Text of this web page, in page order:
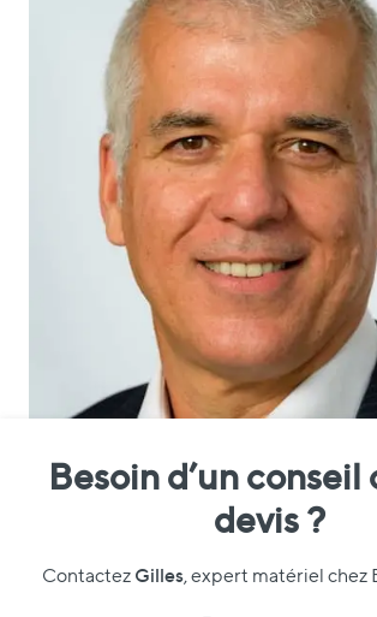
Besoin d’un conseil
devis ?
Contactez Gilles, expert matériel chez